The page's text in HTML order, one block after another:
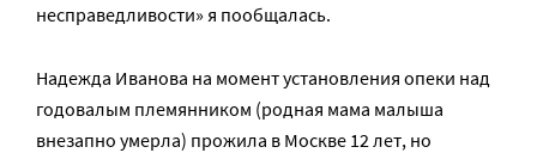
несправедливости» я пообщалась.
Надежда Иванова на момент установления опеки над
годовалым племянником (родная мама малыша
внезапно умерла) прожила в Москве 12 лет, но